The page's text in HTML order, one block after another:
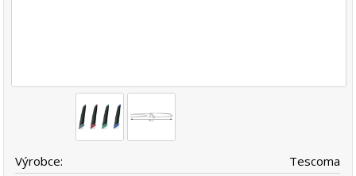
Výrobce:
Tescoma